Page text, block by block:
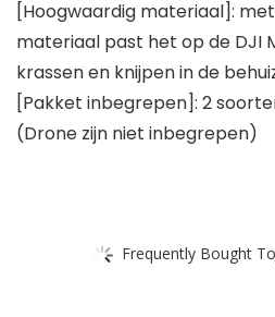
[Hoogwaardig materiaal]:
materiaal past het op de DJI
krassen en knijpen in de
[Pakket inbegrepen]: 2
(Drone zijn niet inbegrepen)
Frequently Bought